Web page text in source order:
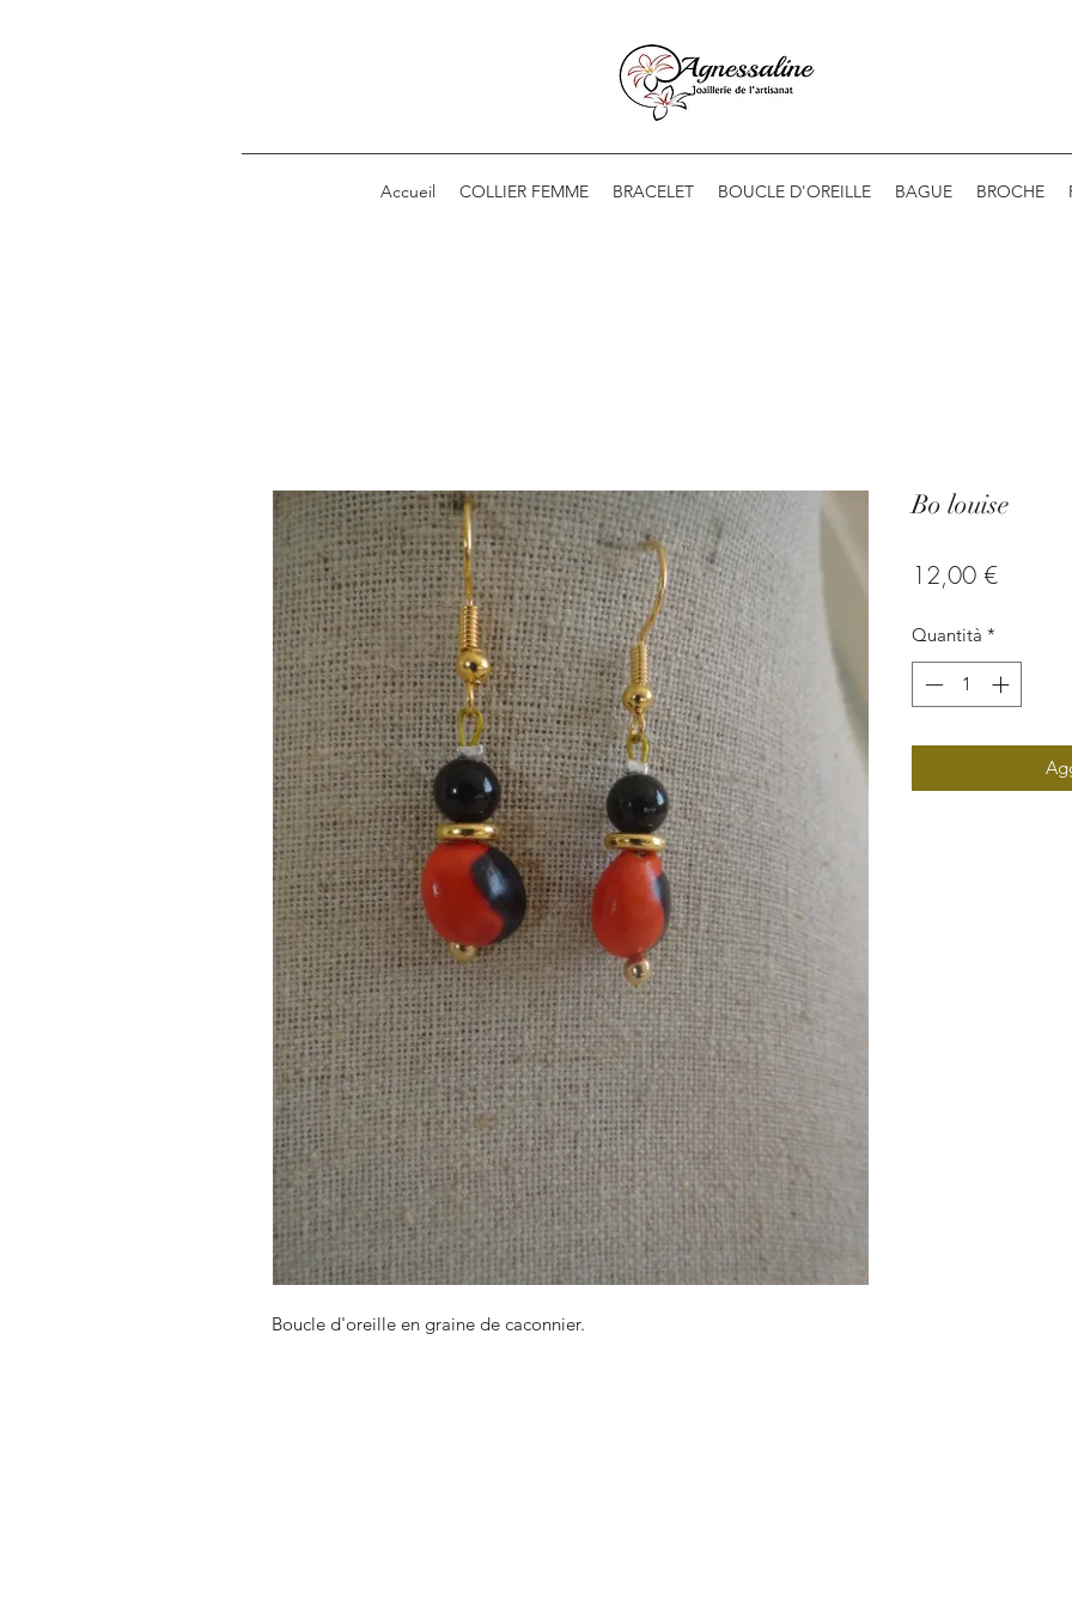
Accueil COLLIER FEMME BRACELET BOUCLE D'OREILLE BAGUE BROCHE
Boucle d'oreille en graine de caconnier.
Bo louise
12,00 €Prezzo
Quantità *